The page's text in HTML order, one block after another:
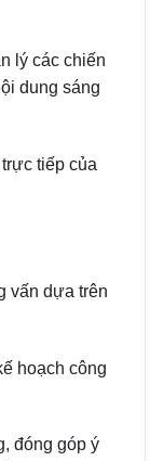
lý các chiến
dung sáng
tiếp của
vấn dựa trên
hoạch công
đóng góp ý